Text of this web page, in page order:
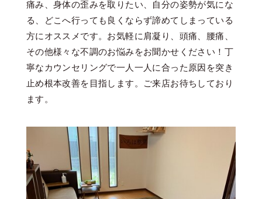
痛み、身体の歪みを取りたい、自分の姿勢が気にな
る、どこへ行っても良くならず諦めてしまっている
方にオススメです。お気軽に肩凝り、頭痛、腰痛、
その他様々な不調のお悩みをお聞かせください！丁
寧なカウンセリングで一人一人に合った原因を突き
止め根本改善を目指します。ご来店お待ちしており
ます。